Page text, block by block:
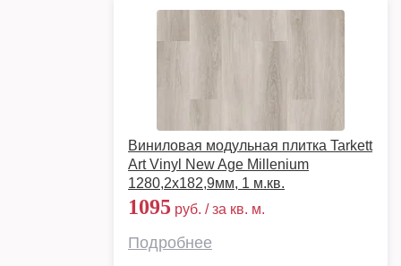
Виниловая модульная плитка Tarkett
Art Vinyl New Age Millenium
1280,2х182,9мм, 1 м.кв.
1095 руб. / за кв. м.
Подробнее